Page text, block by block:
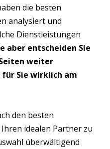
die besten
analysiert und
Dienstleistungen
aber entscheiden Sie
weiter
Sie wirklich am
den besten
idealen Partner zu
überwältigend